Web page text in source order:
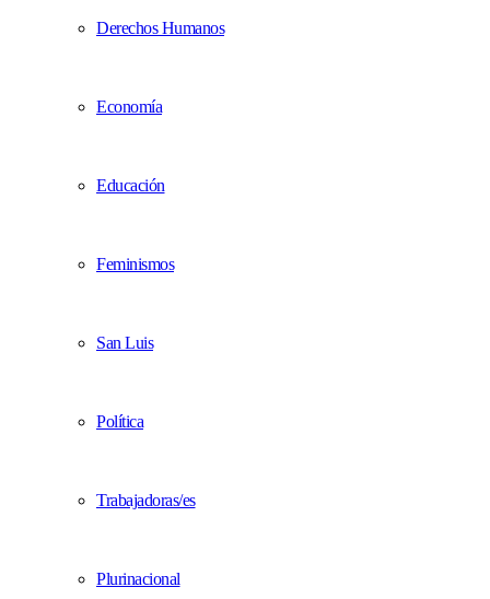
Derechos Humanos
Economía
Educación
Feminismos
San Luis
Política
Trabajadoras/es
Plurinacional